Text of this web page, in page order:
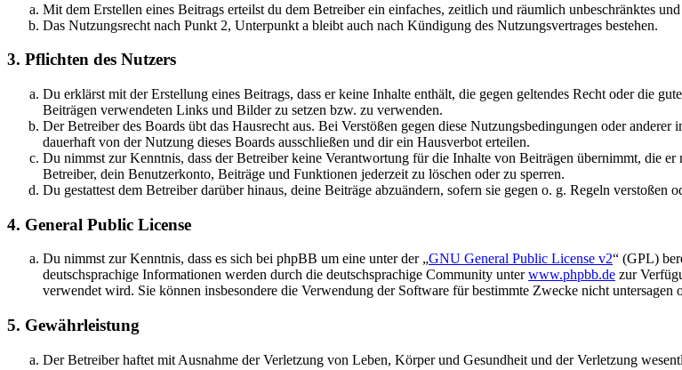
Mit dem Erstellen eines Beitrags erteilst du dem Betreiber ein einfaches, zeitlich und räumlich unbeschränktes
Das Nutzungsrecht nach Punkt 2, Unterpunkt a bleibt auch nach Kündigung des Nutzungsvertrages bestehen.
3. Pflichten des Nutzers
Du erklärst mit der Erstellung eines Beitrags, dass er keine Inhalte enthält, die gegen geltendes Recht oder die
Beiträgen verwendeten Links und Bilder zu setzen bzw. zu verwenden.
Der Betreiber des Boards übt das Hausrecht aus. Bei Verstößen gegen diese Nutzungsbedingungen oder
dauerhaft von der Nutzung dieses Boards ausschließen und dir ein Hausverbot erteilen.
Du nimmst zur Kenntnis, dass der Betreiber keine Verantwortung für die Inhalte von Beiträgen übernimmt, die
Betreiber, dein Benutzerkonto, Beiträge und Funktionen jederzeit zu löschen oder zu sperren.
Du gestattest dem Betreiber darüber hinaus, deine Beiträge abzuändern, sofern sie gegen o. g. Regeln
4. General Public License
Du nimmst zur Kenntnis, dass es sich bei phpBB um eine unter der „GNU General Public License v2“ (GPL)
deutschsprachige Informationen werden durch die deutschsprachige Community unterwww.phpbb.de zur
verwendet wird. Sie können insbesondere die Verwendung der Software für bestimmte Zwecke nicht untersagen
5. Gewährleistung
Der Betreiber haftet mit Ausnahme der Verletzung von Leben, Körper und Gesundheit und der Verletzung